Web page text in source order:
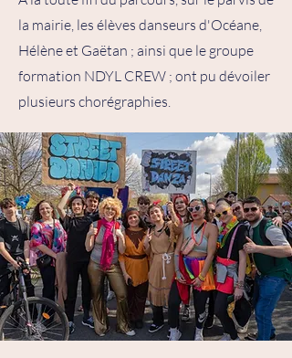
la mairie, les élèves danseurs d'Océane,
Hélène et Gaëtan ; ainsi que le groupe
formation NDYL CREW ; ont pu dévoiler
plusieurs chorégraphies.